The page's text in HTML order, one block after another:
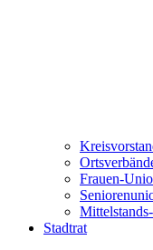
Frauen-
Stadtrat